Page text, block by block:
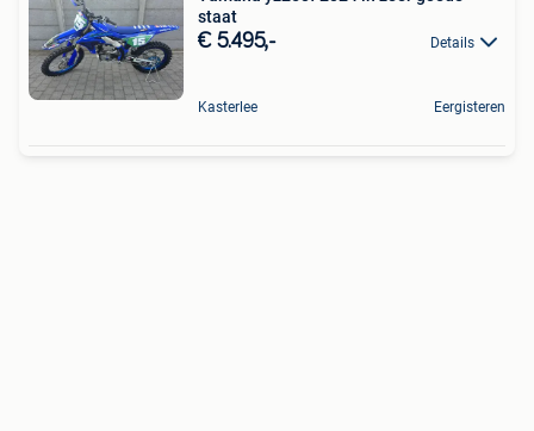
staat
€ 5.495,- Details
Kasterlee Eergisteren